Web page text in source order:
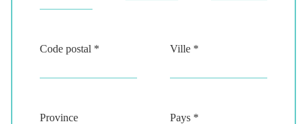
Code postal * Ville *
Province Pays *